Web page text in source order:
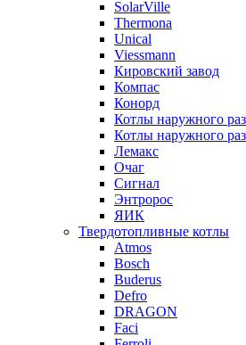
SolarVille
Thermona
Unical
Viessmann
Кировский завод
Компас
Конорд
Котлы наружного
Котлы наружного
Лемакс
Очаг
Сигнал
Энтророс
ЯИК
Твердотопливные котлы
Atmos
Bosch
Buderus
Defro
DRAGON
Faci